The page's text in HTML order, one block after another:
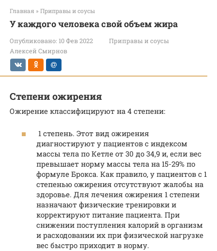
Главная » Приправы и соусы
У каждого человека свой объем жира
Опубликовано: 10 Фев 2022
Приправы и соусы
Алексей Смирнов
Степени ожирения
Ожирение классифицируют на 4 степени:
1 степень. Этот вид ожирения
диагностируют у пациентов с индексом
массы тела по Кетле от 30 до 34,9 и, если вес
превышает норму массы тела на 15-29% по
формуле Брокса. Как правило, у пациентов с 1
степенью ожирения отсутствуют жалобы на
здоровье. Для лечения ожирения 1 степени
назначают физические тренировки и
корректируют питание пациента. При
снижении поступления калорий в организм
и расходовании их при физической нагрузке
вес быстро приходит в норму.